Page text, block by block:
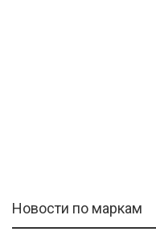
Новости по маркам